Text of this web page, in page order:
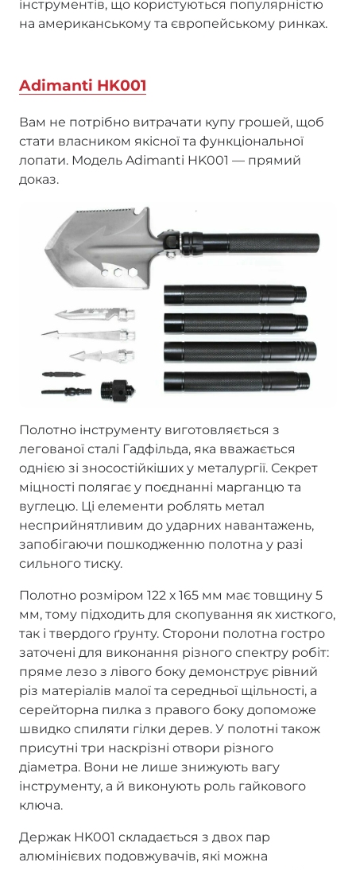
інструментів, що користуються популярністю
на американському та європейському ринках.
Adimanti HK001
Вам не потрібно витрачати купу грошей, щоб
стати власником якісної та функціональної
лопати. Модель Adimanti HK001 — прямий
доказ.
Полотно інструменту виготовляється з
легованої сталі Гадфільда, яка вважається
однією зі зносостійкіших у металургії. Секрет
міцності полягає у поєднанні марганцю та
вуглецю. Ці елементи роблять метал
несприйнятливим до ударних навантажень,
запобігаючи пошкодженню полотна у разі
сильного тиску.
Полотно розміром 122 х 165 мм має товщину 5
мм, тому підходить для скопування як хисткого,
так і твердого ґрунту. Сторони полотна гостро
заточені для виконання різного спектру робіт:
пряме лезо з лівого боку демонструє рівний
різ матеріалів малої та середньої щільності, а
серейторна пилка з правого боку допоможе
швидко спиляти гілки дерев. У полотні також
присутні три наскрізні отвори різного
діаметра. Вони не лише знижують вагу
інструменту, а й виконують роль гайкового
ключа.
Держак HK001 складається з двох пар
алюмінієвих подовжувачів, які можна